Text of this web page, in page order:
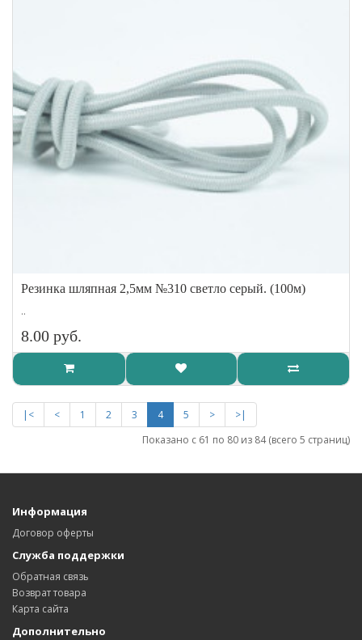
Резинка шляпная 2,5мм №310 светло серый. (100м)
..
8.00 руб.
|< < 1 2 3 4 5 >
>|
Показано с 61 по 80 из 84 (всего 5 страниц)
Информация
Договор оферты
Служба поддержки
Обратная связь
Возврат товара
Карта сайта
Дополнительно